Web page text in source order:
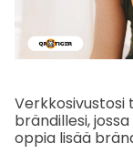
Verkkosivustosi
brändillesi,
oppia lisää